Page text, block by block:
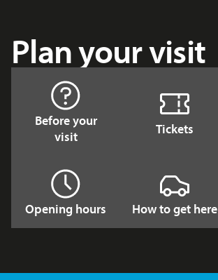
Plan your visit
Before your
visit
Tickets
Opening hours How to get here